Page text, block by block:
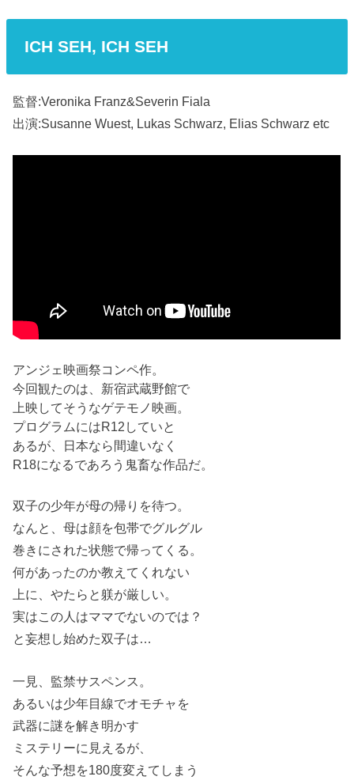
ICH SEH, ICH SEH
監督:Veronika Franz&Severin Fiala
出演:Susanne Wuest, Lukas Schwarz, Elias Schwarz etc
アンジェ映画祭コンペ作。
今回観たのは、新宿武蔵野館で
上映してそうなゲテモノ映画。
プログラムにはR12していと
あるが、日本なら間違いなく
R18になるであろう鬼畜な作品だ。
双子の少年が母の帰りを待つ。
なんと、母は顔を包帯でグルグル
巻きにされた状態で帰ってくる。
何があったのか教えてくれない
上に、やたらと躾が厳しい。
実はこの人はママでないのでは？
と妄想し始めた双子は…
一見、監禁サスペンス。
あるいは少年目線でオモチャを
武器に謎を解き明かす
ミステリーに見えるが、
そんな予想を180度変えてしまう